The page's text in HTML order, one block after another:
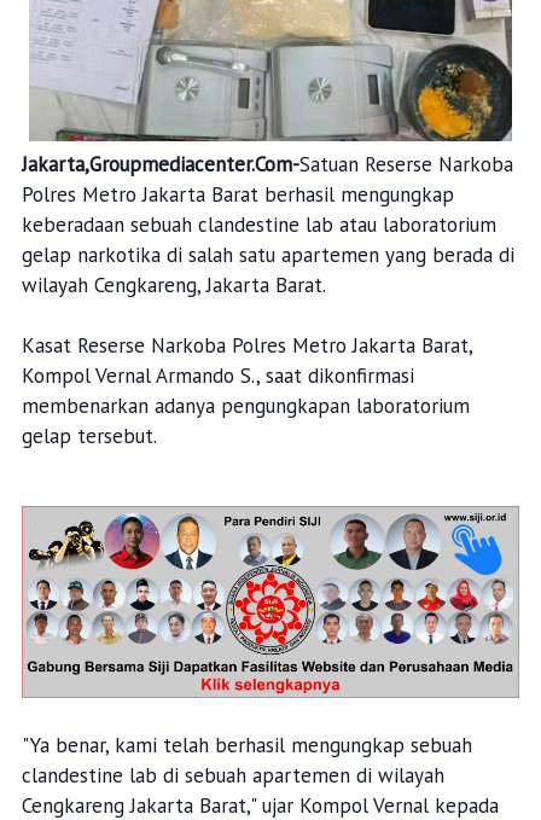
Jakarta,Groupmediacenter.Com-Satuan Reserse Narkoba
Polres Metro Jakarta Barat berhasil mengungkap
keberadaan sebuah clandestine lab atau laboratorium
gelap narkotika di salah satu apartemen yang berada di
wilayah Cengkareng, Jakarta Barat.
Kasat Reserse Narkoba Polres Metro Jakarta Barat,
Kompol Vernal Armando S., saat dikonfirmasi
membenarkan adanya pengungkapan laboratorium
gelap tersebut.
"Ya benar, kami telah berhasil mengungkap sebuah
clandestine lab di sebuah apartemen di wilayah
Cengkareng Jakarta Barat," ujar Kompol Vernal kepada